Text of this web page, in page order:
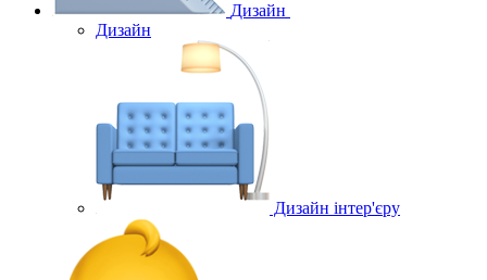
Дизайн
Дизайн
Дизайн інтер'єру